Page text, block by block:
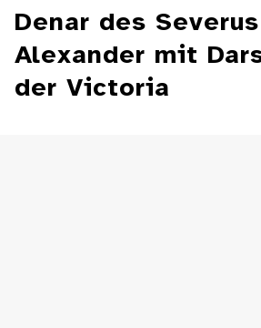
Denar des Severus
Alexander mit
der Victoria